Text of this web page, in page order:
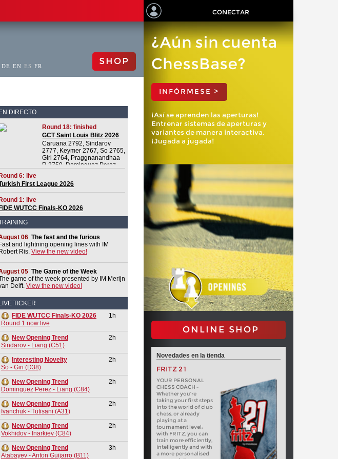
CONECTAR
DE EN ES FR SHOP
EN DIRECTO
Round 18: finished
GCT Saint Louis Blitz 2026
Caruana 2792, Sindarov
2777, Keymer 2767, So 2765,
Giri 2764, Praggnanandhaa
R 2750, Dominguez Perez
Round 6: live
First League 2026
Round 1: live
FIDE WUTCC Finals-KO 2026
06 The fast and the furious
Fast and lightning opening lines with IM
Robert Ris. View the new video!
05 The Game of the Week
game of the week presented by IM Merijn
Delft. View the new video!
LIVE TICKER
FIDE WUTCC Finals-KO 2026
Round 1 now live
1h
New Opening Trend
Sindarov - Liang (C51)
2h
Interesting Novelty
So - Giri (D38)
2h
New Opening Trend
Dominguez Perez - Liang (C84)
2h
New Opening Trend
Ivanchuk - Tutisani (A31)
2h
New Opening Trend
Vokhidov - Inarkiev (C84)
2h
New Opening Trend
Atabayev - Anton Guijarro (B11)
3h
¿Aún sin cuenta
ChessBase?
INFÓRMESE >
¡Así se aprenden las aperturas!
Entrenar sistemas de aperturas y
variantes de manera interactiva.
¡Jugada a jugada!
ONLINE SHOP
Novedades en la tienda
FRITZ 21
YOUR PERSONAL
CHESS COACH -
Whether you’re
taking your first steps
into the world of club
chess, or already
playing at a
tournament level:
with FRITZ, you can
train more efficiently,
intelligently and with
a more personalised